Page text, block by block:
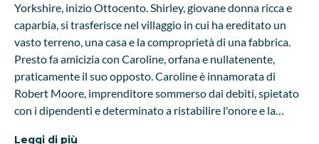
Yorkshire, inizio Ottocento. Shirley, giovane donna ricca e
caparbia, si trasferisce nel villaggio in cui ha ereditato un
vasto terreno, una casa e la comproprietà di una fabbrica.
Presto fa amicizia con Caroline, orfana e nullatenente,
praticamente il suo opposto. Caroline è innamorata di
Robert Moore, imprenditore sommerso dai debiti, spietato
con i dipendenti e determinato a ristabilire l'onore e la
Leggi di più